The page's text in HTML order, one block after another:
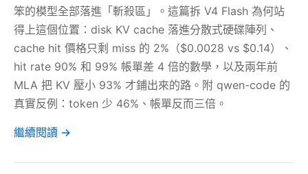
笨的模型全部落進「斬殺區」。這篇拆 V4 Flash 為何站
得上這個位置：disk KV cache 落進分散式硬碟陣列、
cache hit 價格只剩 miss 的 2%（$0.0028 vs $0.14）、
hit rate 90% 和 99% 帳單差 4 倍的數學，以及兩年前
MLA 把 KV 壓小 93% 才鋪出來的路。附 qwen-code 的
真實反例：token 少 46%、帳單反而三倍。
繼續閱讀 →